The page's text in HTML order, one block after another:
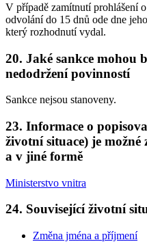
V případě zamítnutí prohlášení
odvolání do 15 dnů ode dne
který rozhodnutí vydal.
20. Jaké sankce mohou
nedodržení povinností
Sankce nejsou stanoveny.
23. Informace o
životní situace) je
a v jiné formě
Ministerstvo vnitra
24. Související životní
Změna jména a příjmení